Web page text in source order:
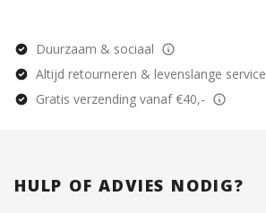
Duurzaam & sociaal
Altijd retourneren & levenslange service
Gratis verzending vanaf €40,-
HULP OF ADVIES NODIG?